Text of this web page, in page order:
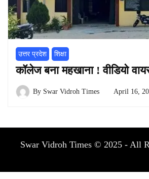
उत्तर प्रदेश शिक्षा
कॉलेज बना महखाना ! वीडियो
By Swar Vidroh Times April 16,
Swar Vidroh Times © 2025 - All